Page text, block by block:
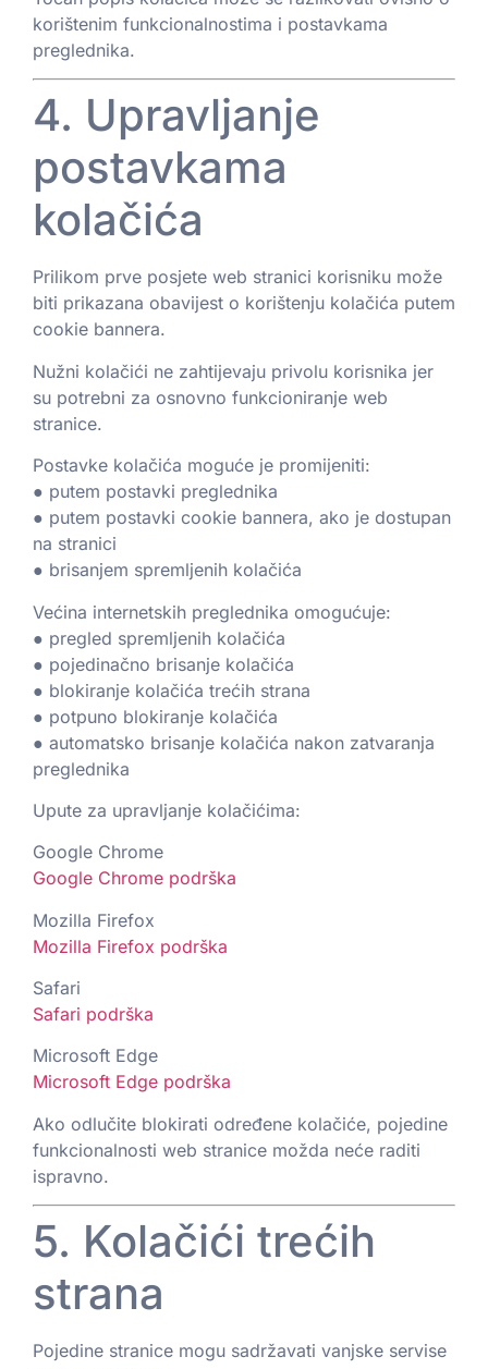
korištenim funkcionalnostima i postavkama
preglednika.
4. Upravljanje
postavkama
kolačića
Prilikom prve posjete web stranici korisniku može
biti prikazana obavijest o korištenju kolačića putem
cookie bannera.
Nužni kolačići ne zahtijevaju privolu korisnika jer
su potrebni za osnovno funkcioniranje web
stranice.
Postavke kolačića moguće je promijeniti:
● putem postavki preglednika
● putem postavki cookie bannera, ako je dostupan
na stranici
● brisanjem spremljenih kolačića
Većina internetskih preglednika omogućuje:
● pregled spremljenih kolačića
● pojedinačno brisanje kolačića
● blokiranje kolačića trećih strana
● potpuno blokiranje kolačića
● automatsko brisanje kolačića nakon zatvaranja
preglednika
Upute za upravljanje kolačićima:
Google Chrome
Google Chrome podrška
Mozilla Firefox
Mozilla Firefox podrška
Safari
Safari podrška
Microsoft Edge
Microsoft Edge podrška
Ako odlučite blokirati određene kolačiće, pojedine
funkcionalnosti web stranice možda neće raditi
ispravno.
5. Kolačići trećih
strana
Pojedine stranice mogu sadržavati vanjske servise